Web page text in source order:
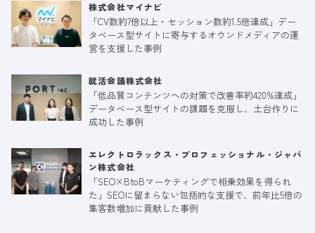
株式会社マイナビ
「CV数約7倍以上・セッション数約1.5倍達成」デー
タベース型サイトに寄与するオウンドメディアの運
営を支援した事例
就活会議株式会社
「低品質コンテンツへの対策で改善率約420%達成」
データベース型サイトの課題を克服し、土台作りに
成功した事例
エレクトロラックス・プロフェッショナル・ジャパ
ン株式会社
「SEO×BtoBマーケティングで相乗効果を得られ
た」SEOに留まらない包括的な支援で、前年比5倍の
集客数増加に貢献した事例